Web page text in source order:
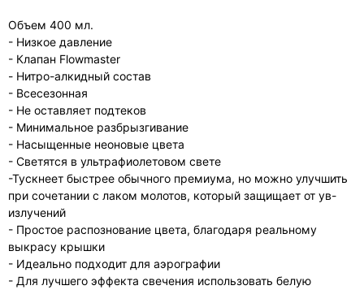
Объем 400 мл.
- Низкое давление
- Клапан Flowmaster
- Нитро-алкидный состав
- Всесезонная
- Не оставляет подтеков
- Минимальное разбрызгивание
- Насыщенные неоновые цвета
- Светятся в ультрафиолетовом свете
-Тускнеет быстрее обычного премиума, но можно улучшить
при сочетании с лаком молотов, который защищает от ув-
излучений
- Простое распознование цвета, благодаря реальному
выкрасу крышки
- Идеально подходит для аэрографии
- Для лучшего эффекта свечения использовать белую